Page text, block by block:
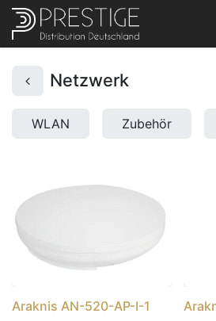
Netzwerk
WLAN Zubehör
Araknis AN-520-AP-I-1